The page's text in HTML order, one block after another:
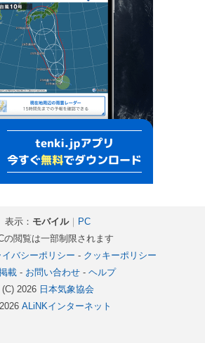
表示： モバイル｜ PC
の閲覧は一部制限されます
イバシーポリシー - クッキーポリシー
載- お問い合わせ- ヘルプ
(C) 2026 日本気象協会
ALiNKインターネット